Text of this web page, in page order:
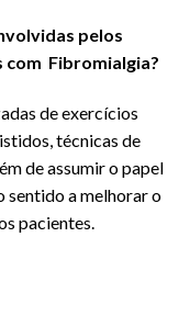
pelos
com Fibromialgia?
de exercícios
técnicas de
de assumir o papel
sentido a melhorar o
pacientes.